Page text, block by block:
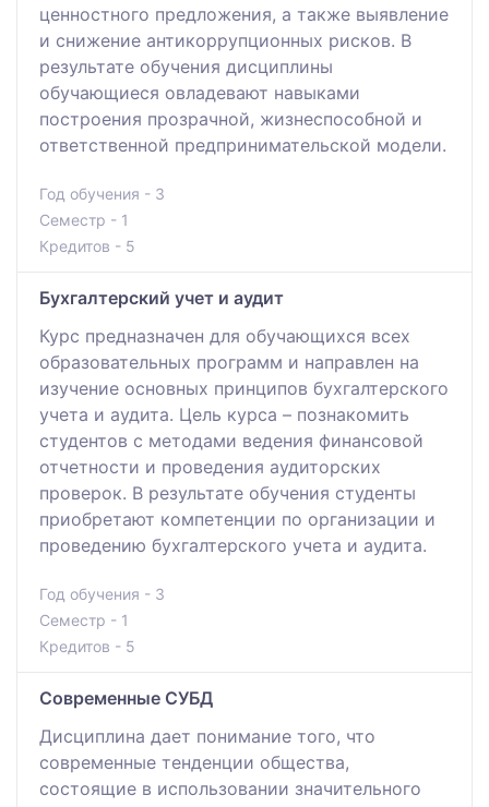
ценностного предложения, а также выявление
и снижение антикоррупционных рисков. В
результате обучения дисциплины
обучающиеся овладевают навыками
построения прозрачной, жизнеспособной и
ответственной предпринимательской модели.
Год обучения - 3
Семестр - 1
Кредитов - 5
Бухгалтерский учет и аудит
Курс предназначен для обучающихся всех
образовательных программ и направлен на
изучение основных принципов бухгалтерского
учета и аудита. Цель курса – познакомить
студентов с методами ведения финансовой
отчетности и проведения аудиторских
проверок. В результате обучения студенты
приобретают компетенции по организации и
проведению бухгалтерского учета и аудита.
Год обучения - 3
Семестр - 1
Кредитов - 5
Современные СУБД
Дисциплина дает понимание того, что
современные тенденции общества,
состоящие в использовании значительного